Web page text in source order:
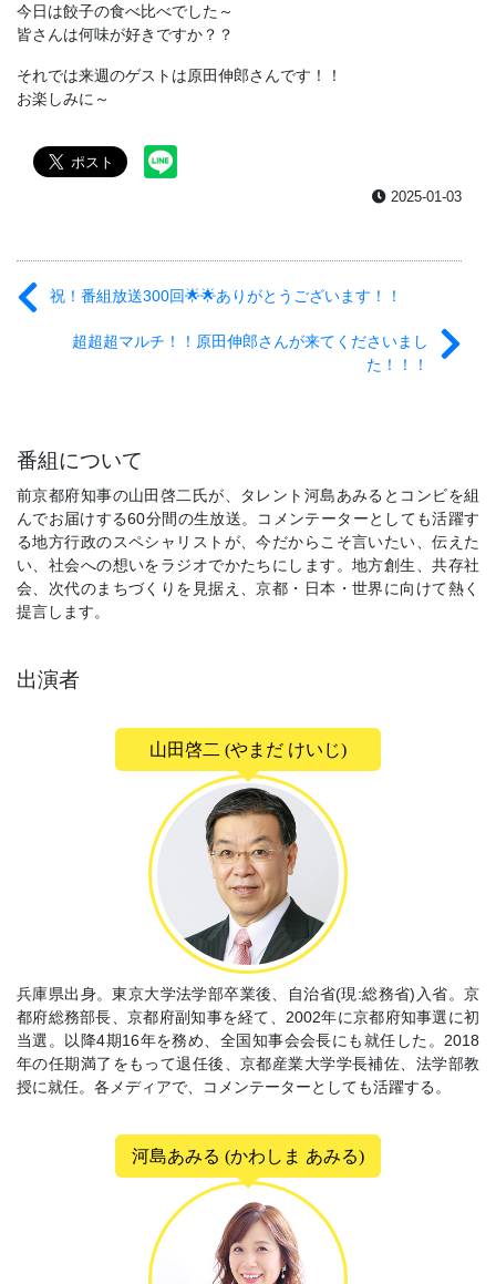
今日は餃子の食べ比べでした～
皆さんは何味が好きですか？？
それでは来週のゲストは原田伸郎さんです！！
お楽しみに～
2025-01-03
祝！番組放送300回🌟🌟ありがとうございます！！
超超超マルチ！！原田伸郎さんが来てくださいまし
た！！！
番組について
前京都府知事の山田啓二氏が、タレント河島あみるとコンビを組
んでお届けする60分間の生放送。コメンテーターとしても活躍す
る地方行政のスペシャリストが、今だからこそ言いたい、伝えた
い、社会への想いをラジオでかたちにします。地方創生、共存社
会、次代のまちづくりを見据え、京都・日本・世界に向けて熱く
提言します。
出演者
山田啓二 (やまだ けいじ)
兵庫県出身。東京大学法学部卒業後、自治省(現:総務省)入省。京
都府総務部長、京都府副知事を経て、2002年に京都府知事選に初
当選。以降4期16年を務め、全国知事会会長にも就任した。2018
年の任期満了をもって退任後、京都産業大学学長補佐、法学部教
授に就任。各メディアで、コメンテーターとしても活躍する。
河島あみる (かわしま あみる)